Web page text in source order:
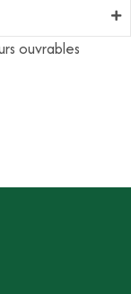
ouvrables